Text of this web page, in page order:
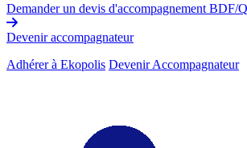
Demander un devis d'accompagnement BDF/
Devenir accompagnateur
Adhérer à Ekopolis Devenir Accompagnateur